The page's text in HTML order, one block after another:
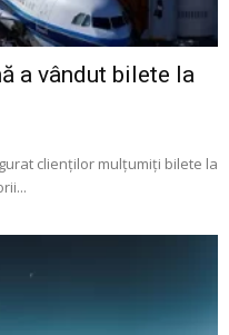
a vândut bilete la
clienților mulțumiți bilete la